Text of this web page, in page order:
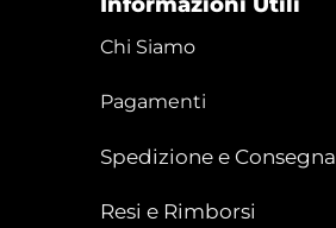
Chi Siamo
Pagamenti
Spedizione e Consegna
Resi e Rimborsi